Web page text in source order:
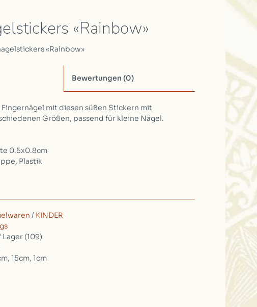
«Rainbow»
«Rainbow»
Bewertungen (0)
mit diesen süßen Stickern mit
Größen, passend für kleine Nägel.
0.5x0.8cm
Plastik
/ KINDER
Lager (109)
15cm, 1cm